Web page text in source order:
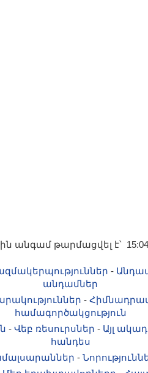
անգամ թարմացվել է՝ 15:04,
-
անդամներ
-
համագործակցություն
- Վեբ ռեսուրսներ - Այլ
հանդես
-